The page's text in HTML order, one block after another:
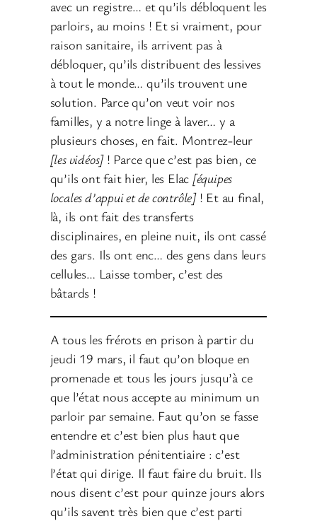
avec un registre… et qu’ils débloquent les
parloirs, au moins ! Et si vraiment, pour
raison sanitaire, ils arrivent pas à
débloquer, qu’ils distribuent des lessives
à tout le monde… qu’ils trouvent une
solution. Parce qu’on veut voir nos
familles, y a notre linge à laver… y a
plusieurs choses, en fait. Montrez-leur
[les vidéos]! Parce que c’est pas bien, ce
qu’ils ont fait hier, les Elac [équipes
locales d’appui et de contrôle]! Et au final,
là, ils ont fait des transferts
disciplinaires, en pleine nuit, ils ont cassé
des gars. Ils ont enc… des gens dans leurs
cellules… Laisse tomber, c’est des
bâtards !
A tous les frérots en prison à partir du
jeudi 19 mars, il faut qu’on bloque en
promenade et tous les jours jusqu’à ce
que l’état nous accepte au minimum un
parloir par semaine. Faut qu’on se fasse
entendre et c’est bien plus haut que
l’administration pénitentiaire : c’est
l’état qui dirige. Il faut faire du bruit. Ils
nous disent c’est pour quinze jours alors
qu’ils savent très bien que c’est parti